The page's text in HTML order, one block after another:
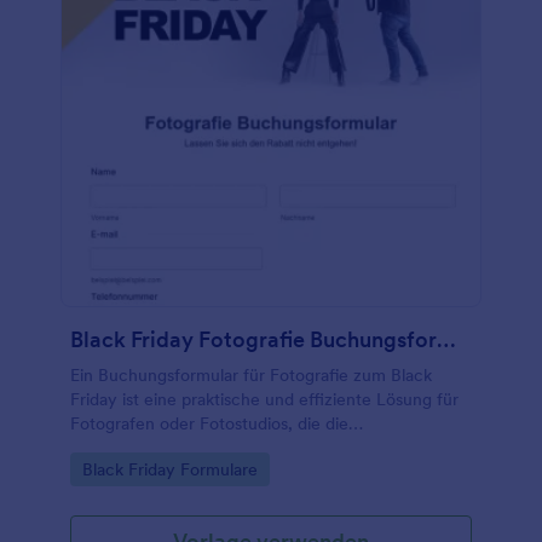
Black Friday Fotografie Buchungsformular
Ein Buchungsformular für Fotografie zum Black
Friday ist eine praktische und effiziente Lösung für
Fotografen oder Fotostudios, die die
Mit dieser Formularvorlage können sie
Nachfrage nach ihren Dienstleistungen effektiv
Go to Category:
Black Friday Formulare